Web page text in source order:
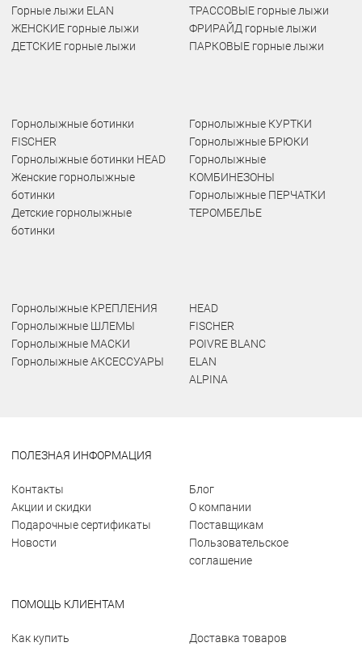
Горные лыжи ELAN
ЖЕНСКИЕ горные лыжи
ДЕТСКИЕ горные лыжи
ТРАССОВЫЕ горные лыжи
ФРИРАЙД горные лыжи
ПАРКОВЫЕ горные лыжи
Горнолыжные ботинки
FISCHER
Горнолыжные ботинки HEAD
Женские горнолыжные
ботинки
Детские горнолыжные
ботинки
Горнолыжные КУРТКИ
Горнолыжные БРЮКИ
Горнолыжные
КОМБИНЕЗОНЫ
Горнолыжные ПЕРЧАТКИ
ТЕРОМБЕЛЬЕ
Горнолыжные КРЕПЛЕНИЯ
Горнолыжные ШЛЕМЫ
Горнолыжные МАСКИ
Горнолыжные АКСЕССУАРЫ
HEAD
FISCHER
POIVRE BLANC
ELAN
ALPINA
ПОЛЕЗНАЯ ИНФОРМАЦИЯ
Контакты
Акции и скидки
Подарочные сертификаты
Новости
Блог
О компании
Поставщикам
Пользовательское
соглашение
ПОМОЩЬ КЛИЕНТАМ
Как купить
Доставка товаров